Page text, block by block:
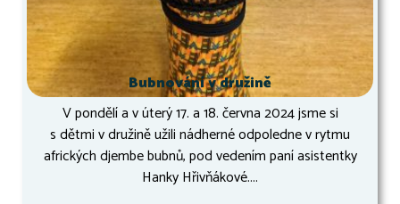
Bubnování v družině
V pondělí a v úterý 17. a 18. června 2024 jsme si
s dětmi v družině užili nádherné odpoledne v rytmu
afrických djembe bubnů, pod vedením paní asistentky
Hanky Hřivňákové....